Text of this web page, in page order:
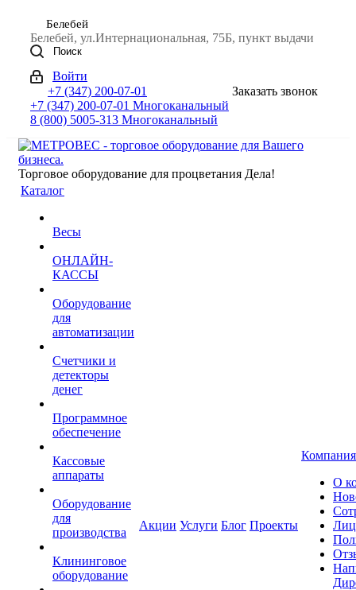
Белебей
Белебей, ул.Интернациональная, 75Б, пункт выдачи
Поиск
Войти
+7 (347) 200-07-01
+7 (347) 200-07-01 Многоканальный
8 (800) 5005-313 Многоканальный
Заказать звонок
Торговое оборудование для процветания Дела!
Каталог
Весы
ОНЛАЙН-
КАССЫ
Оборудование
для
автоматизации
Счетчики и
детекторы
денег
Программное
обеспечение
Кассовые
аппараты
Оборудование
для
производства
Клининговое
оборудование
Акции Услуги Блог Проекты
Компания
О